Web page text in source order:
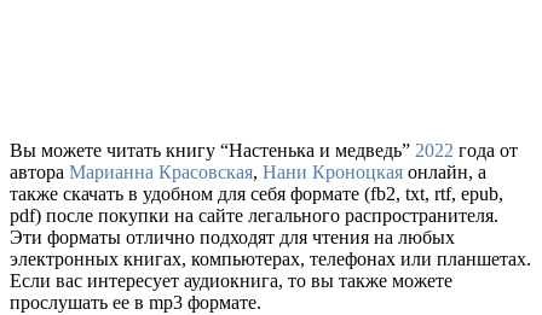
Вы можете читать книгу “Настенька и медведь” 2022 года от
автора Марианна Красовская, Нани Кроноцкая онлайн, а
также скачать в удобном для себя формате (fb2, txt, rtf, epub,
pdf) после покупки на сайте легального распространителя.
Эти форматы отлично подходят для чтения на любых
электронных книгах, компьютерах, телефонах или планшетах.
Если вас интересует аудиокнига, то вы также можете
прослушать ее в mp3 формате.